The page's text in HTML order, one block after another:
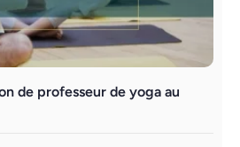
de professeur de yoga au